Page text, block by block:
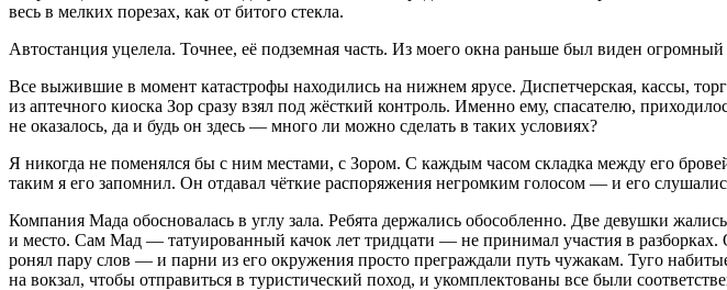
весь в мелких порезах, как от битого стекла.
Автостанция уцелела. Точнее, её подземная часть. Из моего окна раньше был виден
Все выжившие в момент катастрофы находились на нижнем ярусе. Диспетчерская, кассы,
из аптечного киоска Зор сразу взял под жёсткий контроль. Именно ему, спасателю,
не оказалось, да и будь он здесь — много ли можно сделать в таких условиях?
Я никогда не поменялся бы с ним местами, с Зором. С каждым часом складка между его
таким я его запомнил. Он отдавал чёткие распоряжения негромким голосом — и его
Компания Мада обосновалась в углу зала. Ребята держались обособленно. Две девушки
и место. Сам Мад — татуированный качок лет тридцати — не принимал участия в
ронял пару слов — и парни из его окружения просто преграждали путь чужакам. Туго
на вокзал, чтобы отправиться в туристический поход, и укомплектованы все были